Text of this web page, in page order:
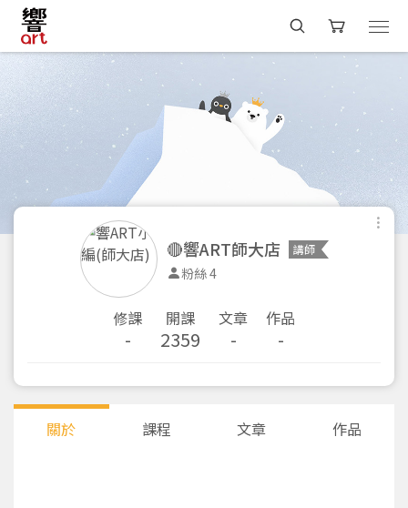
🔴響ART師大店 講師
粉絲 4
修課
-
開課
2359
文章
-
作品
-
關於 課程 文章 作品